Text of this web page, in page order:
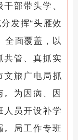
部带头学、
发挥“头雁效
全面覆盖，以
共管、真抓实
文旅广电局 抓
为因病、因
人员开设补学
。局工作专班